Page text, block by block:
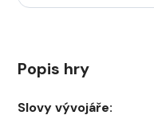
Popis hry
Slovy vývojáře: